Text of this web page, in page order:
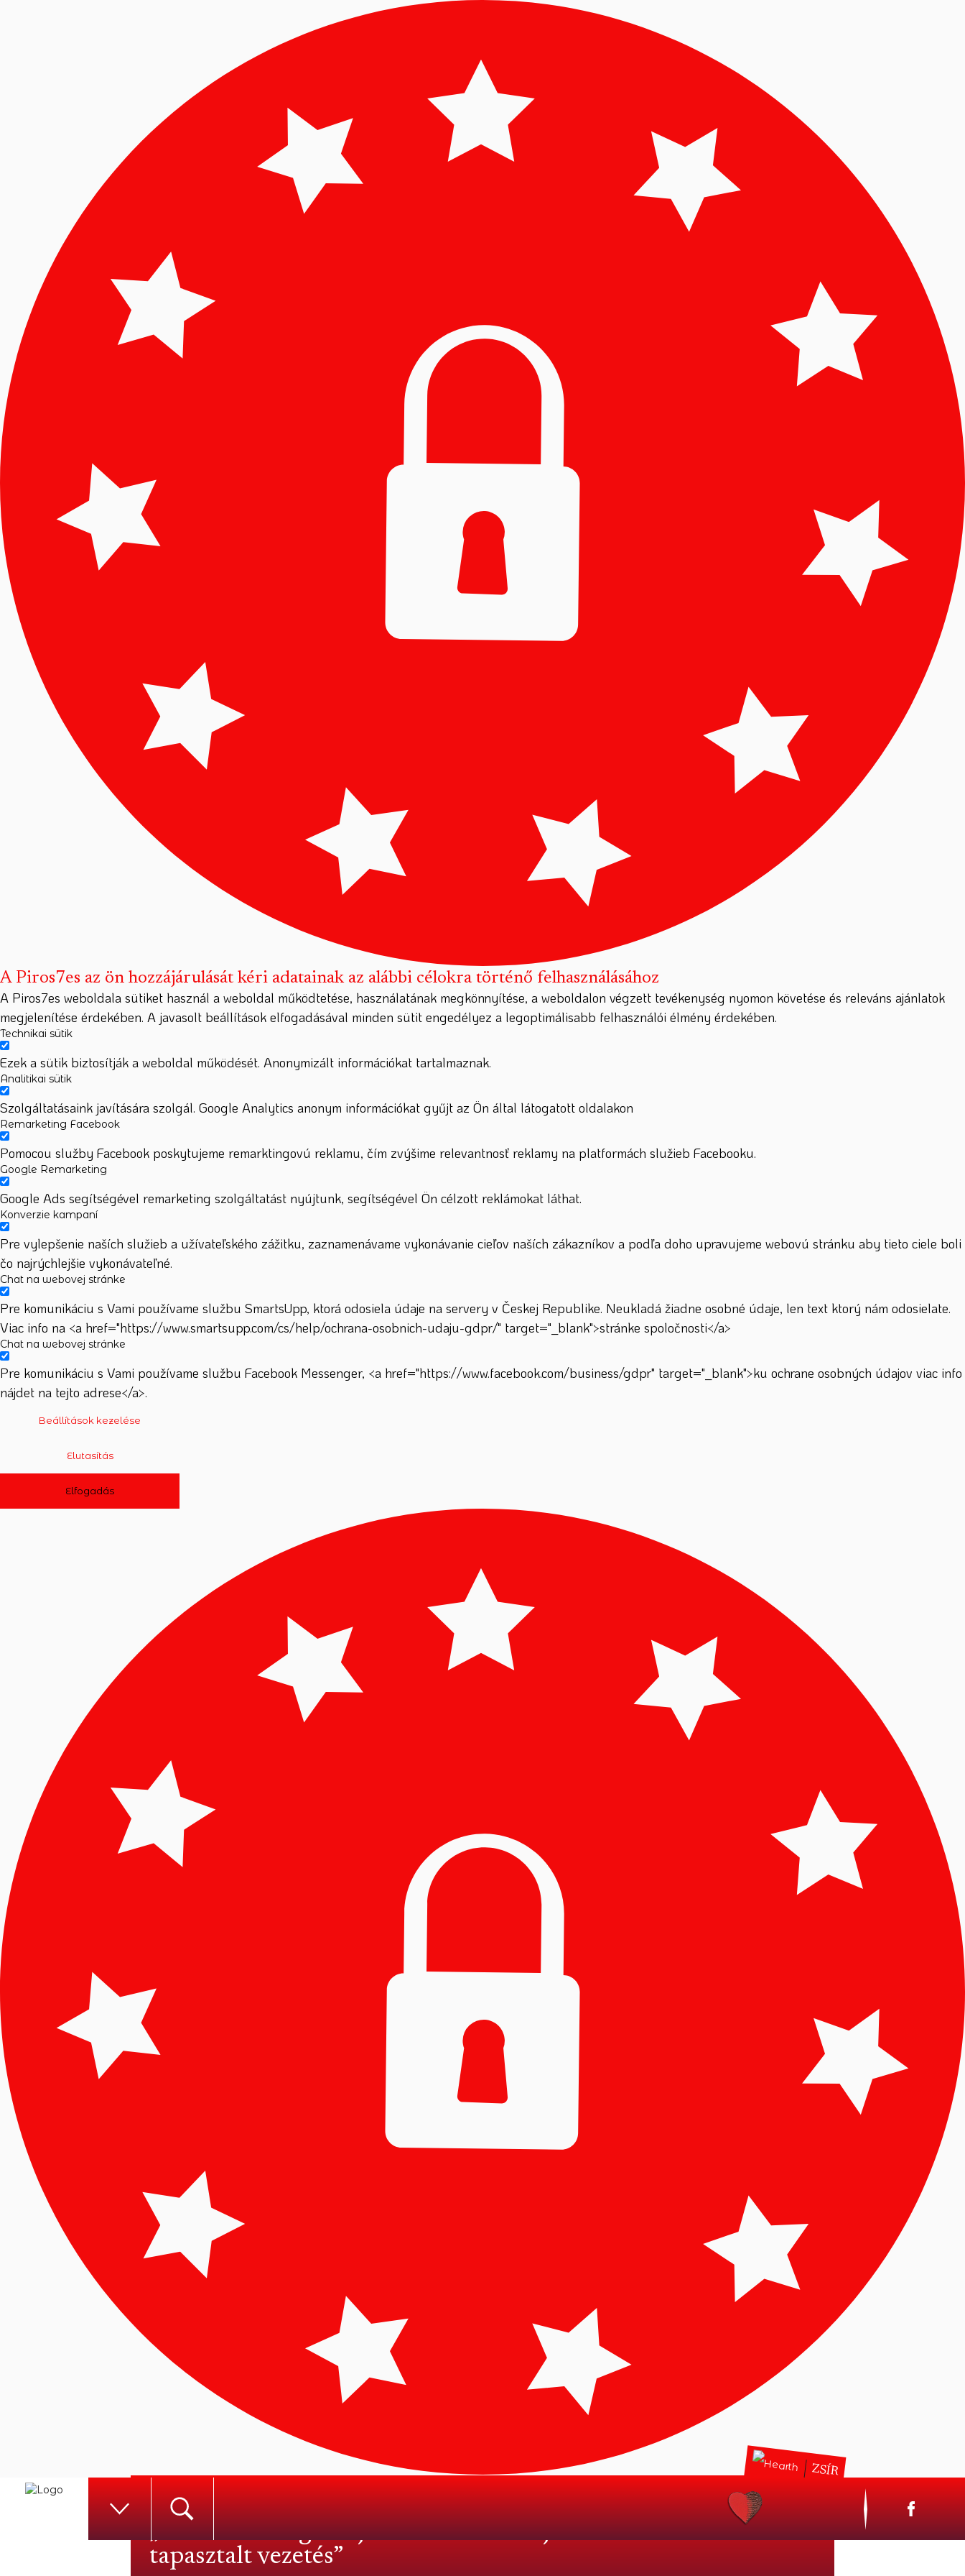
A Piros7es az ön hozzájárulását kéri adatainak az alábbi célokra történő felhasználásához
A Piros7es weboldala sütiket használ a weboldal működtetése, használatának megkönnyítése, a weboldalon végzett tevékenység nyomon követése és releváns ajánlatok
megjelenítése érdekében. A javasolt beállítások elfogadásával minden sütit engedélyez a legoptimálisabb felhasználói élmény érdekében.
Technikai sütik
Ezek a sütik biztosítják a weboldal működését. Anonymizált információkat tartalmaznak.
Analitikai sütik
Szolgáltatásaink javítására szolgál. Google Analytics anonym információkat gyűjt az Ön által látogatott oldalakon
Remarketing Facebook
Pomocou služby Facebook poskytujeme remarktingovú reklamu, čím zvýšime relevantnosť reklamy na platformách služieb Facebooku.
Google Remarketing
Google Ads segítségével remarketing szolgáltatást nyújtunk, segítségével Ön célzott reklámokat láthat.
Konverzie kampaní
Pre vylepšenie naších služieb a užívateľského zážitku, zaznamenávame vykonávanie cieľov naších zákazníkov a podľa doho upravujeme webovú stránku aby tieto ciele boli
čo najrýchlejšie vykonávateľné.
Chat na webovej stránke
Pre komunikáciu s Vami používame službu SmartsUpp, ktorá odosiela údaje na servery v Českej Republike. Neukladá žiadne osobné údaje, len text ktorý nám odosielate.
Viac info na <a href="https://www.smartsupp.com/cs/help/ochrana-osobnich-udaju-gdpr/" target="_blank">stránke spoločnosti</a>
Chat na webovej stránke
Pre komunikáciu s Vami používame službu Facebook Messenger, <a href="https://www.facebook.com/business/gdpr" target="_blank">ku ochrane osobných údajov viac info
nájdet na tejto adrese</a>.
Beállítások kezelése
Elutasítás
Elfogadás
ZSÍR
Andrej Babis is üzent a választások előtt a magyaroknak:
„Minden eddiginél jobban számít majd a stabilitás és a
tapasztalt vezetés”